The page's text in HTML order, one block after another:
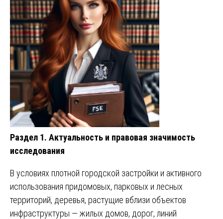
Раздел 1. Актуальность и правовая значимость
исследования
В условиях плотной городской застройки и активного
использования придомовых, парковых и лесных
территорий, деревья, растущие вблизи объектов
инфраструктуры — жилых домов, дорог, линий